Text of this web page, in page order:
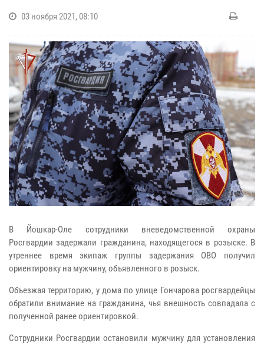
03 ноября 2021, 08:10
В Йошкар-Оле сотрудники вневедомственной охраны
Росгвардии задержали гражданина, находящегося в розыске. В
утреннее время экипаж группы задержания ОВО получил
ориентировку на мужчину, объявленного в розыск.
Объезжая территорию, у дома по улице Гончарова росгвардейцы
обратили внимание на гражданина, чья внешность совпадала с
полученной ранее ориентировкой.
Сотрудники Росгвардии остановили мужчину для установления